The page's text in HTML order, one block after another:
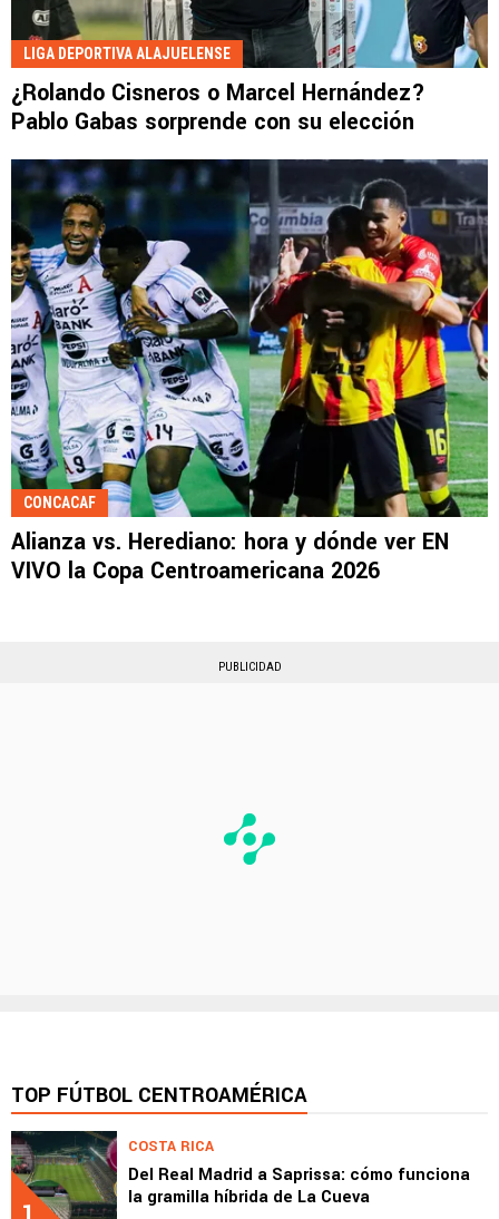
LIGA DEPORTIVA ALAJUELENSE
¿Rolando Cisneros o Marcel Hernández?
Pablo Gabas sorprende con su elección
CONCACAF
Alianza vs. Herediano: hora y dónde ver EN
VIVO la Copa Centroamericana 2026
PUBLICIDAD
TOP FÚTBOL CENTROAMÉRICA
COSTA RICA
Del Real Madrid a Saprissa: cómo funciona
la gramilla híbrida de La Cueva